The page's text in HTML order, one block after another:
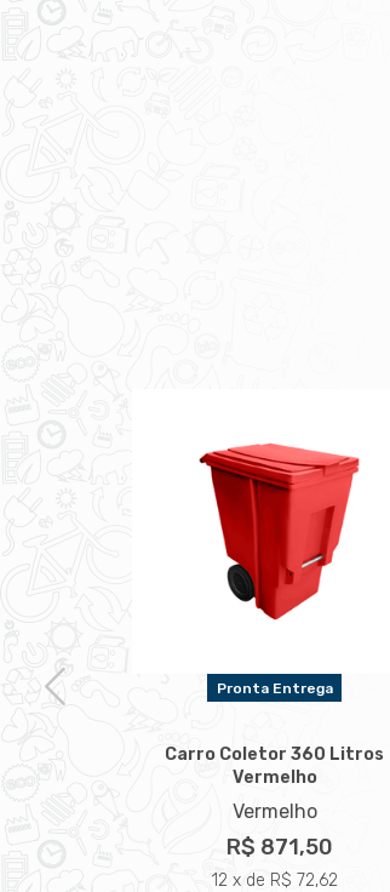
Pronta Entrega
Carro Coletor 360 Litros
Vermelho
Vermelho
R$ 871,50
12 x de R$ 72,62